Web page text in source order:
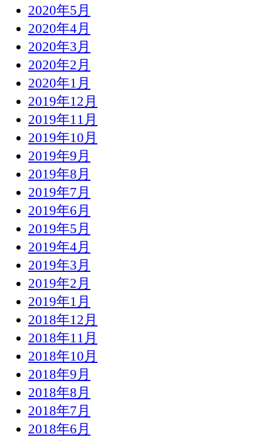
2020年5月
2020年4月
2020年3月
2020年2月
2020年1月
2019年12月
2019年11月
2019年10月
2019年9月
2019年8月
2019年7月
2019年6月
2019年5月
2019年4月
2019年3月
2019年2月
2019年1月
2018年12月
2018年11月
2018年10月
2018年9月
2018年8月
2018年7月
2018年6月